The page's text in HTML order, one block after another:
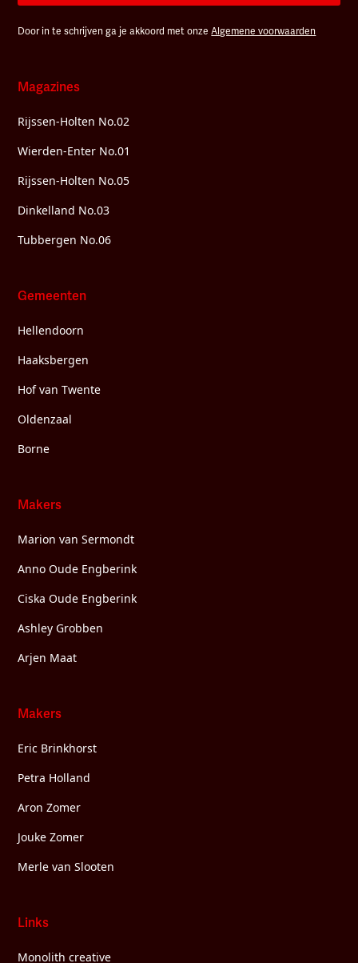
Door in te schrijven ga je akkoord met onzeAlgemene voorwaarden
Magazines
Rijssen-Holten No.02
Wierden-Enter No.01
Rijssen-Holten No.05
Dinkelland No.03
Tubbergen No.06
Gemeenten
Hellendoorn
Haaksbergen
Hof van Twente
Oldenzaal
Borne
Makers
Marion van Sermondt
Anno Oude Engberink
Ciska Oude Engberink
Ashley Grobben
Arjen Maat
Makers
Eric Brinkhorst
Petra Holland
Aron Zomer
Jouke Zomer
Merle van Slooten
Links
Monolith creative